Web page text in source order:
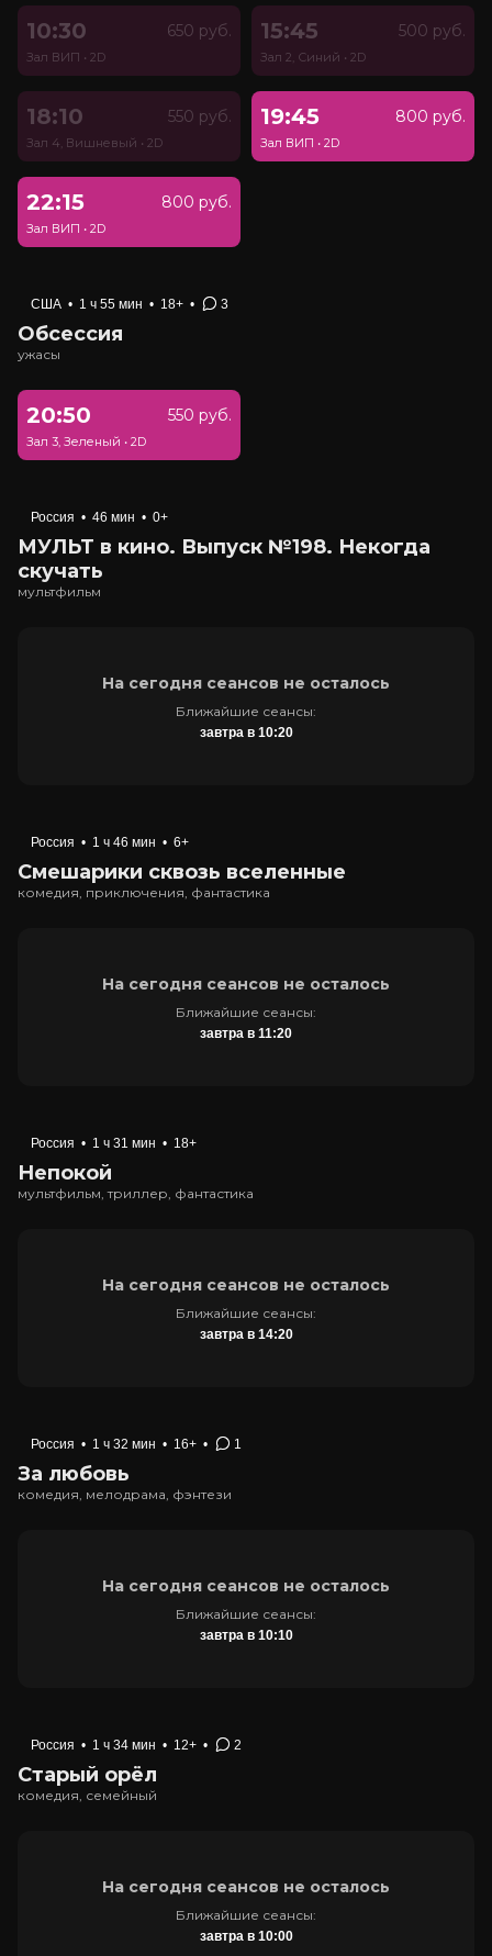
10:30 650 руб.
Зал ВИП • 2D
15:45 500 руб.
Зал 2, Синий • 2D
18:10 550 руб.
Зал 4, Вишневый • 2D
19:45 800 руб.
Зал ВИП • 2D
22:15 800 руб.
Зал ВИП • 2D
США • 1 ч 55 мин • 18+ • 3
Обсессия
ужасы
20:50 550 руб.
Зал 3, Зеленый • 2D
Россия • 46 мин • 0+
МУЛЬТ в кино. Выпуск №198. Некогда
скучать
мультфильм
На сегодня сеансов не осталось
Ближайшие сеансы:
завтра в 10:20
Россия • 1 ч 46 мин • 6+
Смешарики сквозь вселенные
комедия, приключения, фантастика
На сегодня сеансов не осталось
Ближайшие сеансы:
завтра в 11:20
Россия • 1 ч 31 мин • 18+
Непокой
мультфильм, триллер, фантастика
На сегодня сеансов не осталось
Ближайшие сеансы:
завтра в 14:20
Россия • 1 ч 32 мин • 16+ • 1
За любовь
комедия, мелодрама, фэнтези
На сегодня сеансов не осталось
Ближайшие сеансы:
завтра в 10:10
Россия • 1 ч 34 мин • 12+ • 2
Старый орёл
комедия, семейный
На сегодня сеансов не осталось
Ближайшие сеансы:
завтра в 10:00